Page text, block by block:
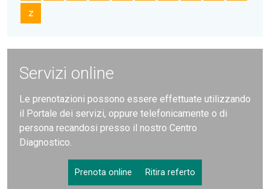
Z
Servizi online
Le prenotazioni possono essere effettuate utilizzando
il Portale dei servizi, oppure telefonicamente o di
persona recandosi presso il nostro Centro
Diagnostico.
Prenota online Ritira referto